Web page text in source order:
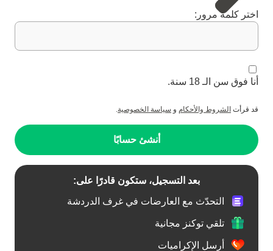
اختر كلمة مرور:
أنا فوق سن الـ 18 سنة.
قد قرأت الشروط والأحكام و سياسة الخصوصية.
أنشئ حسابًا
بعد التسجيل، ستكون قادرًا على:
التحدّث مع العارضات في غرف الدردشة
تلقي توكنز مجانية
أرسل الإكراميات